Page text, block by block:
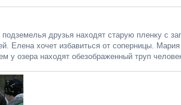
друзья находят старую пленку с
Елена хочет избавиться от соперницы.
у озера находят обезображенный труп